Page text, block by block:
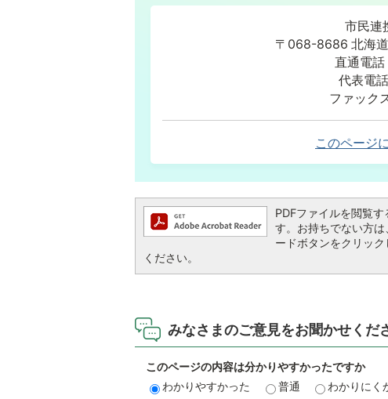
市民連
〒068-8686 北海
直通電
代表電
ファック
このページ
PDFファイルを閲覧
す。お持ちでない方
ードボタンをクリッ
ください。
みなさまのご意見をお聞かせくだ
このページの内容は分かりやすかったですか
わかりやすかった
普通 わかりにく